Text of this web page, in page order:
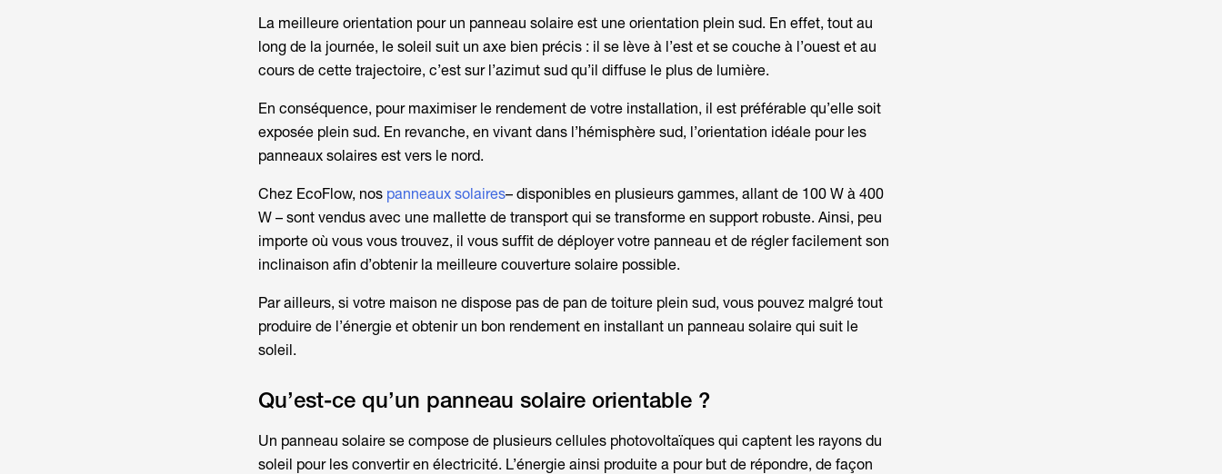
La meilleure orientation pour un panneau solaire est une orientation plein sud. En effet, tout au
long de la journée, le soleil suit un axe bien précis : il se lève à l’est et se couche à l’ouest et au
cours de cette trajectoire, c’est sur l’azimut sud qu’il diffuse le plus de lumière.
En conséquence, pour maximiser le rendement de votre installation, il est préférable qu’elle soit
exposée plein sud. En revanche, en vivant dans l’hémisphère sud, l’orientation idéale pour les
panneaux solaires est vers le nord.
Chez EcoFlow, nos panneaux solaires– disponibles en plusieurs gammes, allant de 100 W à 400
W – sont vendus avec une mallette de transport qui se transforme en support robuste. Ainsi, peu
importe où vous vous trouvez, il vous suffit de déployer votre panneau et de régler facilement son
inclinaison afin d’obtenir la meilleure couverture solaire possible.
Par ailleurs, si votre maison ne dispose pas de pan de toiture plein sud, vous pouvez malgré tout
produire de l’énergie et obtenir un bon rendement en installant un panneau solaire qui suit le
soleil.
Qu’est-ce qu’un panneau solaire orientable ?
Un panneau solaire se compose de plusieurs cellules photovoltaïques qui captent les rayons du
soleil pour les convertir en électricité. L’énergie ainsi produite a pour but de répondre, de façon